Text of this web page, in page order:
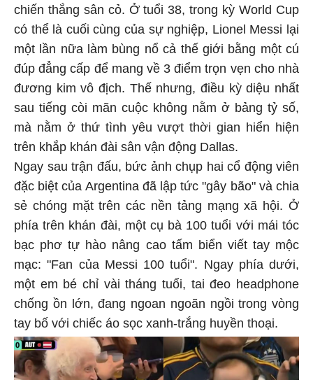
chiến thắng sân cỏ. Ở tuổi 38, trong kỳ World Cup
có thể là cuối cùng của sự nghiệp, Lionel Messi lại
một lần nữa làm bùng nổ cả thế giới bằng một cú
đúp đẳng cấp để mang về 3 điểm trọn vẹn cho nhà
đương kim vô địch. Thế nhưng, điều kỳ diệu nhất
sau tiếng còi mãn cuộc không nằm ở bảng tỷ số,
mà nằm ở thứ tình yêu vượt thời gian hiển hiện
trên khắp khán đài sân vận động Dallas.
Ngay sau trận đấu, bức ảnh chụp hai cổ động viên
đặc biệt của Argentina đã lập tức "gây bão" và chia
sẻ chóng mặt trên các nền tảng mạng xã hội. Ở
phía trên khán đài, một cụ bà 100 tuổi với mái tóc
bạc phơ tự hào nâng cao tấm biển viết tay mộc
mạc: "Fan của Messi 100 tuổi". Ngay phía dưới,
một em bé chỉ vài tháng tuổi, tai đeo headphone
chống ồn lớn, đang ngoan ngoãn ngồi trong vòng
tay bố với chiếc áo sọc xanh-trắng huyền thoại.